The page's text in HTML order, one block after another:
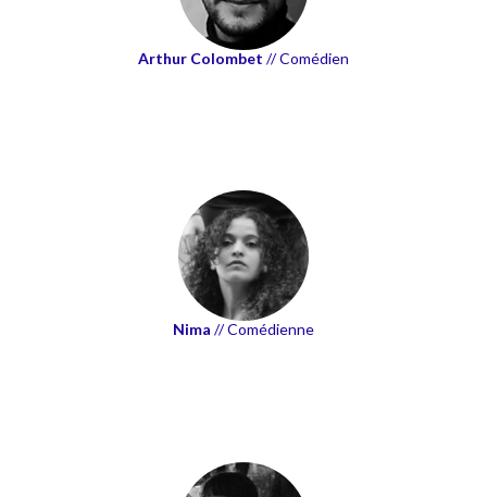
Arthur Colombet // Comédien
Nima // Comédienne